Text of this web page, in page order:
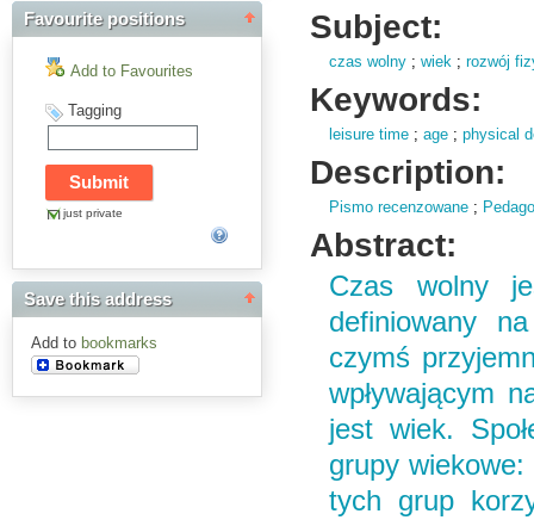
Favourite positions
Add to Favourites
Tagging
just private
Save this address
Add to bookmarks
Subject:
czas wolny ;wiek ;rozwój
Keywords:
leisure time ;age ;physical
Description:
Pismo recenzowane ;
Abstract:
Czas wolny
definiowany
czymś
wpływającym
jest wiek.
grupy
tych grup